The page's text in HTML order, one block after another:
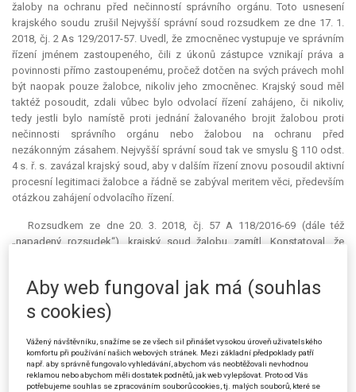
žaloby na ochranu před nečinností správního orgánu. Toto usnesení
krajského soudu zrušil Nejvyšší správní soud rozsudkem ze dne 17. 1.
2018, čj. 2 As 129/2017-57. Uvedl, že zmocněnec vystupuje ve správním
řízení jménem zastoupeného, čili z úkonů zástupce vznikají práva a
povinnosti přímo zastoupenému, pročež dotčen na svých právech mohl
být naopak pouze žalobce, nikoliv jeho zmocněnec. Krajský soud měl
taktéž posoudit, zdali vůbec bylo odvolací řízení zahájeno, či nikoliv,
tedy jestli bylo namístě proti jednání žalovaného brojit žalobou proti
nečinnosti správního orgánu nebo žalobou na ochranu před
nezákonným zásahem. Nejvyšší správní soud tak ve smyslu § 110 odst.
4 s. ř. s. zavázal krajský soud, aby v dalším řízení znovu posoudil aktivní
procesní legitimaci žalobce a řádně se zabýval meritem věci, především
otázkou zahájení odvolacího řízení.
Rozsudkem ze dne 20. 3. 2018, čj. 57 A 118/2016-69 (dále též
„napadený rozsudek“), krajský soud žalobu zamítl. Konstatoval, že
Nejvyššího správního soudu ze dne 29. 11. 2017, čj. 1 As 214/2017-32,
který se týkal totožné věci a týchž účastníků řízení. Na základě obsáhlé
citace tohoto rozhodnutí pak krajský soud shrnul, že odvolání nebylo
správnímu orgánu doručeno, proto nebylo odvolací řízení vůbec
zahájeno. Žalovaný se nezákonného zásahu nedopustil blokací
předmětné IP adresy, neboť správní orgán je z důvodu zabezpečení
fungování své elektronické podatelny oprávněn využít služeb
Aby web fungoval jak má (souhlas
s cookies)
Vážený návštěvníku, snažíme se ze všech sil přinášet vysokou úroveň uživatelského
komfortu při používání našich webových stránek. Mezi základní předpoklady patří
např. aby správně fungovalo vyhledávání, abychom vás neobtěžovali nevhodnou
reklamou nebo abychom měli dostatek podnětů, jak web vylepšovat. Proto od Vás
potřebujeme souhlas se zpracováním souborů cookies, tj. malých souborů, které se